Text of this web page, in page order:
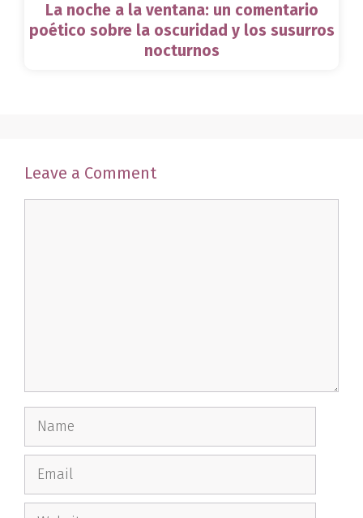
La noche a la ventana: un comentario
poético sobre la oscuridad y los susurros
nocturnos
Leave a Comment
Name
Email
Website